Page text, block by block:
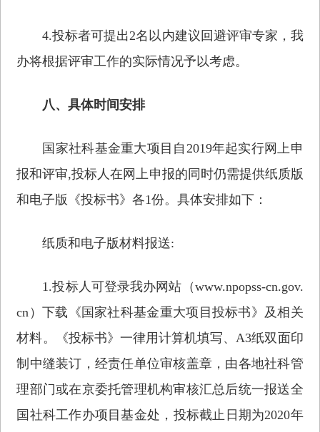
4.投标者可提出2名以内建议回避评审专家，我
办将根据评审工作的实际情况予以考虑。
八、具体时间安排
国家社科基金重大项目自2019年起实行网上申
报和评审,投标人在网上申报的同时仍需提供纸质版
和电子版《投标书》各1份。具体安排如下：
纸质和电子版材料报送:
1.投标人可登录我办网站（www.npopss-cn.gov.
cn）下载《国家社科基金重大项目投标书》及相关
材料。《投标书》一律用计算机填写、A3纸双面印
制中缝装订，经责任单位审核盖章，由各地社科管
理部门或在京委托管理机构审核汇总后统一报送全
国社科工作办项目基金处，投标截止日期为2020年